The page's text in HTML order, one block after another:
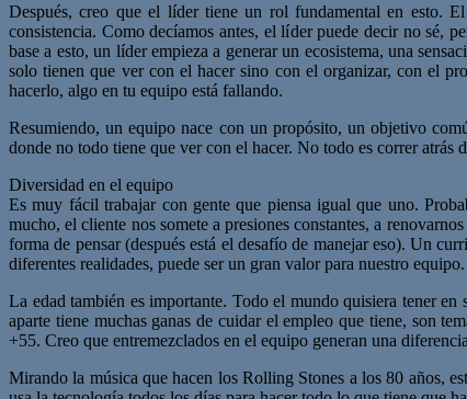
Después, creo que el líder tiene un rol fundamental en esto.
consistencia. Como decíamos antes, el líder puede decir no sé,
base a esto, un líder empieza a generar un ecosistema, una
solo tienen que ver con el hacer sino con el organizar, con el
hacerlo, algo en tu equipo está fallando.
Resumiendo, un equipo nace con un propósito, un objetivo
donde no todo tiene que ver con el hacer. No todo es correr atrás
Diversidad en el equipo
Es muy fácil trabajar con gente que piensa igual que uno.
mucho, el cliente nos somete a presiones constantes, a
forma de pensar (después está el desafío de manejar eso). Un
diferentes realidades, puede ser un gran valor para nuestro
La edad también es importante. Todo el mundo quisiera tener
aparte tiene muchas ganas de cuidar el empleo que tiene, son
+55. Creo que entremezclados en el equipo generan una
Mirando la música que hacen los Rolling Stones a los 80 años,